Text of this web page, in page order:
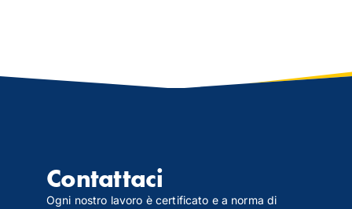
Contattaci
Ogni nostro lavoro è certificato e a norma di